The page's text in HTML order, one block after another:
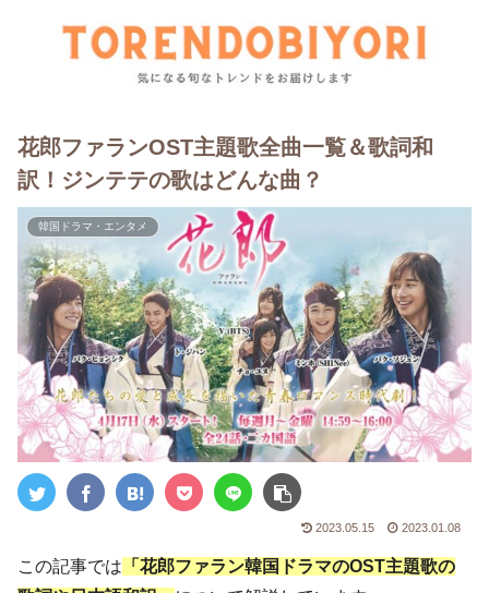
花郎ファランOST主題歌全曲一覧＆歌詞和
訳！ジンテテの歌はどんな曲？
韓国ドラマ・エンタメ
2023.05.15 2023.01.08
この記事では 「花郎ファラン韓国ドラマのOST主題歌の